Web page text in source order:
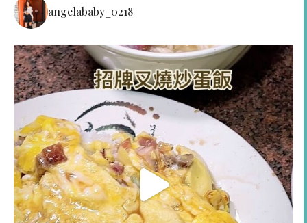
angelababy_0218